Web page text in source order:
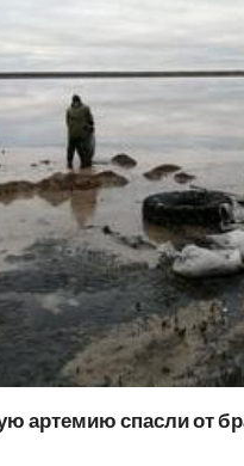
артемию спасли от